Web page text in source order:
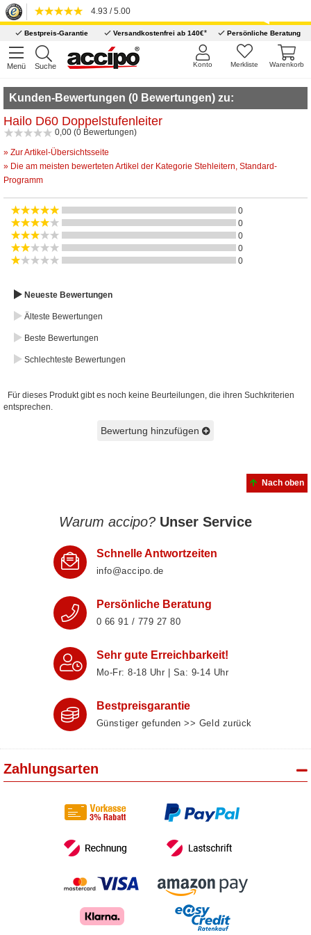
4.93 / 5.00
Bestpreis-Garantie Versandkostenfrei ab 140€* Persönliche Beratung
Menü Suche Warenkorb
Merkliste
Konto
Kunden-Bewertungen (0 Bewertungen) zu:
Hailo D60 Doppelstufenleiter
0,00 (0 Bewertungen)
» Zur Artikel-Übersichtsseite
» Die am meisten bewerteten Artikel der Kategorie Stehleitern, Standard-
Programm
0
0
0
0
0
Neueste Bewertungen
Älteste Bewertungen
Beste Bewertungen
Schlechteste Bewertungen
Für dieses Produkt gibt es noch keine Beurteilungen, die ihren Suchkriterien
entsprechen.
Bewertung hinzufügen
Nach oben
Warum accipo? Unser Service
Schnelle Antwortzeiten
info@accipo.de
Persönliche Beratung
0 66 91 / 779 27 80
Sehr gute Erreichbarkeit!
Mo-Fr: 8‑18 Uhr | Sa: 9‑14 Uhr
Bestpreisgarantie
Günstiger gefunden >> Geld zurück
Zahlungsarten